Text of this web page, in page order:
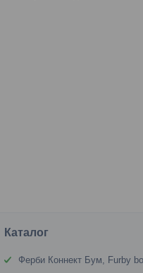
Каталог
Ферби Коннект Бум, Furby